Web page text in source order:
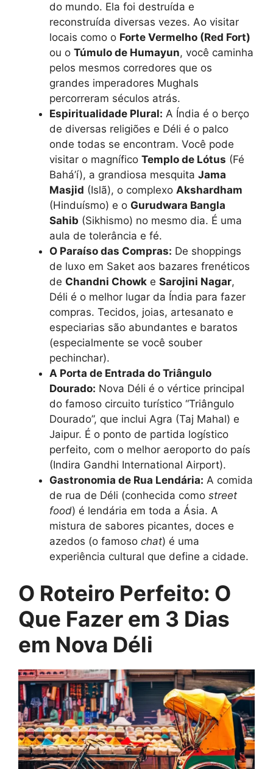
do mundo. Ela foi destruída e
reconstruída diversas vezes. Ao visitar
locais como o Forte Vermelho (Red Fort)
ou o Túmulo de Humayun, você caminha
pelos mesmos corredores que os
grandes imperadores Mughals
percorreram séculos atrás.
Espiritualidade Plural: A Índia é o berço
de diversas religiões e Déli é o palco
onde todas se encontram. Você pode
visitar o magnífico Templo de Lótus (Fé
Bahá’í), a grandiosa mesquita Jama
Masjid (Islã), o complexo Akshardham
(Hinduísmo) e o Gurudwara Bangla
Sahib (Sikhismo) no mesmo dia. É uma
aula de tolerância e fé.
O Paraíso das Compras: De shoppings
de luxo em Saket aos bazares frenéticos
de Chandni Chowk e Sarojini Nagar,
Déli é o melhor lugar da Índia para fazer
compras. Tecidos, joias, artesanato e
especiarias são abundantes e baratos
(especialmente se você souber
pechinchar).
A Porta de Entrada do Triângulo
Dourado: Nova Déli é o vértice principal
do famoso circuito turístico “Triângulo
Dourado”, que inclui Agra (Taj Mahal) e
Jaipur. É o ponto de partida logístico
perfeito, com o melhor aeroporto do país
(Indira Gandhi International Airport).
Gastronomia de Rua Lendária: A comida
de rua de Déli (conhecida como street
food) é lendária em toda a Ásia. A
mistura de sabores picantes, doces e
azedos (o famoso chat) é uma
experiência cultural que define a cidade.
O Roteiro Perfeito: O
Que Fazer em 3 Dias
em Nova Déli